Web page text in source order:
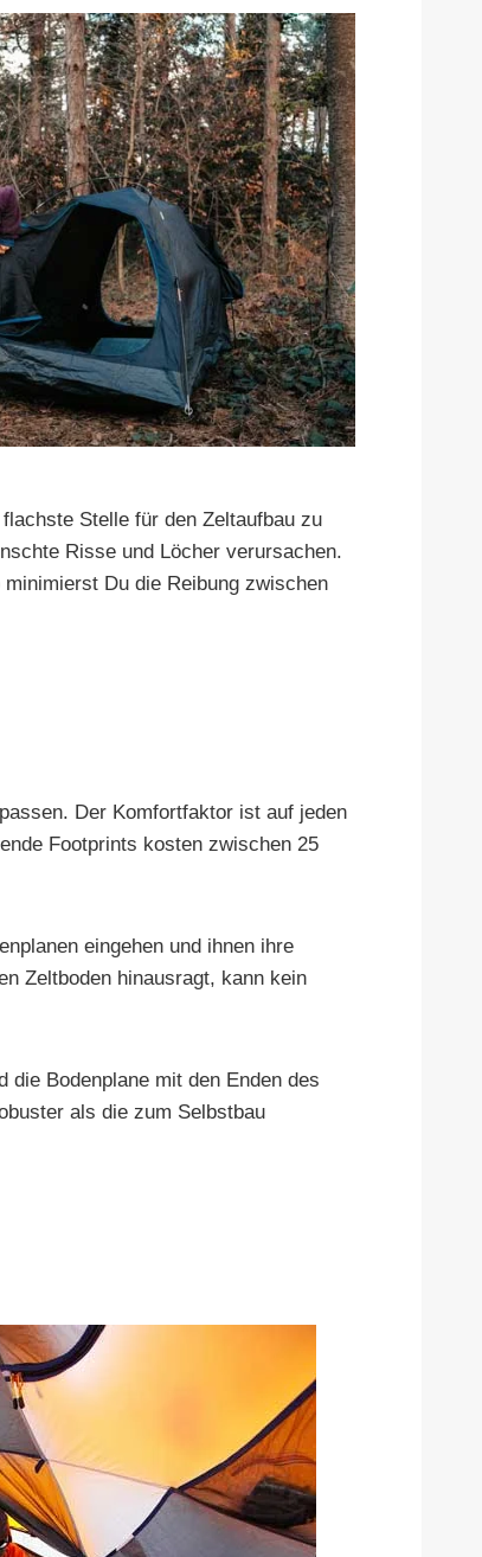
Stelle für den Zeltaufbau zu
Risse und Löcher verursachen.
Du die Reibung zwischen
Der Komfortfaktor ist auf jeden
Footprints kosten zwischen 25
eingehen und ihnen ihre
Zeltboden hinausragt, kann kein
Bodenplane mit den Enden des
als die zum Selbstbau